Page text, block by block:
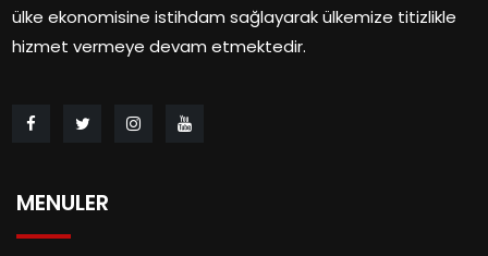
ülke ekonomisine istihdam sağlayarak ülkemize titizlikle
hizmet vermeye devam etmektedir.
MENULER